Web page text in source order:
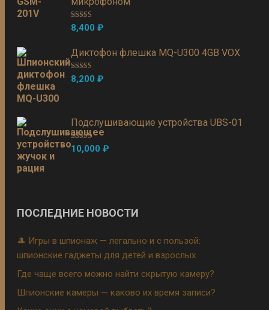
Оценка 5.00
из 5
8,400₽
Диктофон флешка MQ-U300 4GB VOX
Оценка 5.00
из 5
8,200₽
Подслушивающие устройства UBS-01
Оценка5.00
из 5
10,000₽
ПОСЛЕДНИЕ НОВОСТИ
🎩 Игры в шпионаж — легально и с пользой:
шпионские гаджеты для детей и взрослых
Где чаще всего можно найти скрытую камеру?
Шпионские камеры — каково их время записи?